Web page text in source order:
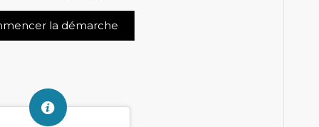
la démarche